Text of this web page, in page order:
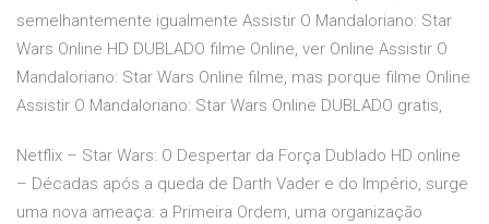
semelhantemente igualmente Assistir O Mandaloriano: Star
Wars Online HD DUBLADO filme Online, ver Online Assistir O
Mandaloriano: Star Wars Online filme, mas porque filme Online
Assistir O Mandaloriano: Star Wars Online DUBLADO gratis,
Netflix – Star Wars: O Despertar da Força Dublado HD online
– Décadas após a queda de Darth Vader e do Império, surge
uma nova ameaça: a Primeira Ordem, uma organização